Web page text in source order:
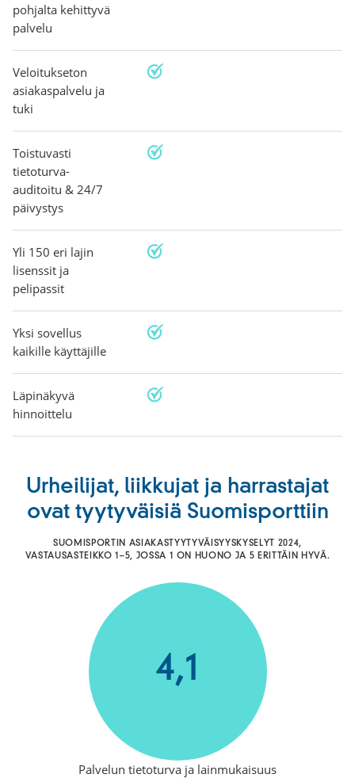
pohjalta kehittyvä
palvelu
Veloitukseton
asiakaspalvelu ja
tuki
Toistuvasti
tietoturva-
auditoitu & 24/7
päivystys
Yli 150 eri lajin
lisenssit ja
pelipassit
Yksi sovellus
kaikille käyttäjille
Läpinäkyvä
hinnoittelu
Urheilijat, liikkujat ja harrastajat
ovat tyytyväisiä Suomisporttiin
SUOMISPORTIN ASIAKASTYYTYVÄISYYSKYSELYT 2024,
VASTAUSASTEIKKO 1–5, JOSSA 1 ON HUONO JA 5 ERITTÄIN HYVÄ.
4,1
Palvelun tietoturva ja lainmukaisuus